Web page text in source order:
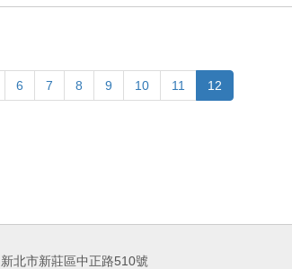
6 7 8 9 10 11 12
新北市新莊區中正路510號